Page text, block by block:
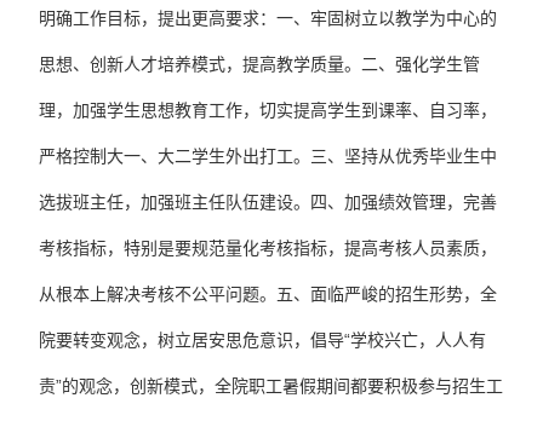
明确工作目标，提出更高要求：一、牢固树立以教学为中心的
思想、创新人才培养模式，提高教学质量。二、强化学生管
理，加强学生思想教育工作，切实提高学生到课率、自习率，
严格控制大一、大二学生外出打工。三、坚持从优秀毕业生中
选拔班主任，加强班主任队伍建设。四、加强绩效管理，完善
考核指标，特别是要规范量化考核指标，提高考核人员素质，
从根本上解决考核不公平问题。五、面临严峻的招生形势，全
院要转变观念，树立居安思危意识，倡导“学校兴亡，人人有
责”的观念，创新模式，全院职工暑假期间都要积极参与招生工